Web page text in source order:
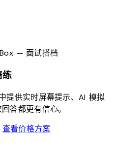
— 面试搭档
练
提供实时屏幕提示、AI 模拟
答都更有信心。
查看价格方案sell